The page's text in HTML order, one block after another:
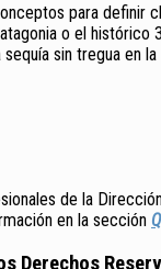
para definir
o el histórico
sin tregua en
de la
en la sección
Derechos